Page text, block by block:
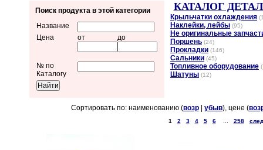
Поиск продукта в этой категории
Название
Цена
от до
№ по
Каталогу
КАТАЛОГ
Крыльчатки охлаждения
Наклейки, лейбы (95)
Не оригинальные
Поршень (24)
Прокладки (146)
Сальники (45)
Топливное оборудование
Шатуны (12)
Сортировать по: наименованию (возр| убыв), цене (
1 2 3 4 5 6... 258